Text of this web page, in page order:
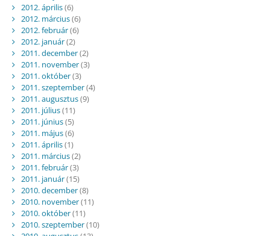
2012. április(6)
2012. március(6)
2012. február(6)
2012. január(2)
2011. december(2)
2011. november(3)
2011. október(3)
2011. szeptember(4)
2011. augusztus(9)
2011. július(11)
2011. június(5)
2011. május(6)
2011. április(1)
2011. március(2)
2011. február(3)
2011. január(15)
2010. december(8)
2010. november(11)
2010. október(11)
2010. szeptember(10)